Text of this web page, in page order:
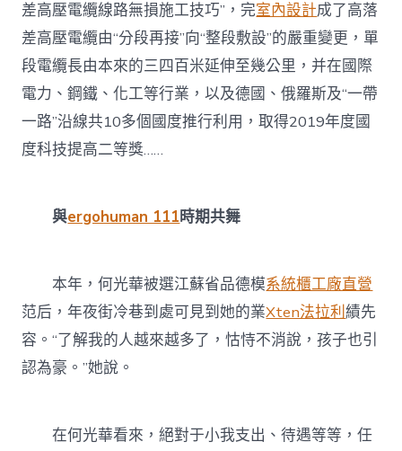
差高壓電纜線路無損施工技巧”，完室內設計成了高落
差高壓電纜由“分段再接”向“整段敷設”的嚴重變更，單
段電纜長由本來的三四百米延伸至幾公里，并在國際
電力、鋼鐵、化工等行業，以及德國、俄羅斯及“一帶
一路”沿線共10多個國度推行利用，取得2019年度國
度科技提高二等獎……
與ergohuman 111時期共舞
本年，何光華被選江蘇省品德模系統櫃工廠直營
范后，年夜街冷巷到處可見到她的業Xten法拉利績先
容。“了解我的人越來越多了，怙恃不消說，孩子也引
認為豪。”她說。
在何光華看來，絕對于小我支出、待遇等等，任